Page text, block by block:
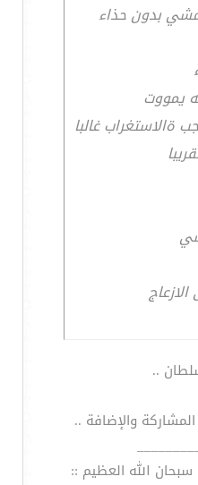
بدون حذاء
يمووت
ةالاستغراب غالبا
..
والإضافة ..
الله العظيم ::